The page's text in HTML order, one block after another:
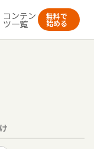
コンテン
ツ一覧
無料で
始める